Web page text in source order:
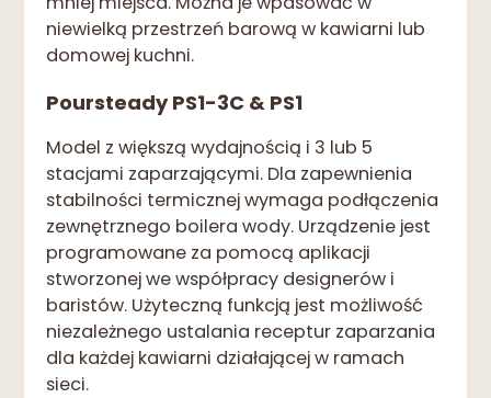
niewielką przestrzeń barową w kawiarni lub
domowej kuchni.
Poursteady PS1-3C & PS1
Model z większą wydajnością i 3 lub 5
stacjami zaparzającymi. Dla zapewnienia
stabilności termicznej wymaga podłączenia
zewnętrznego boilera wody. Urządzenie jest
programowane za pomocą aplikacji
stworzonej we współpracy designerów i
baristów. Użyteczną funkcją jest możliwość
niezależnego ustalania receptur zaparzania
dla każdej kawiarni działającej w ramach
sieci.